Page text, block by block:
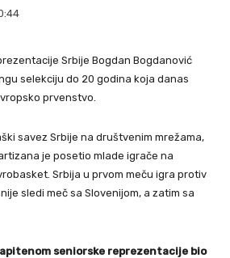
Srbije Bogdan Bogdanović
selekciju do 20 godina koja danas
prvenstvo.
savez Srbije na društvenim mrežama,
je posetio mlade igrače na
Srbija u prvom meču igra protiv
sledi meč sa Slovenijom, a zatim sa
seniorske reprezentacije bio